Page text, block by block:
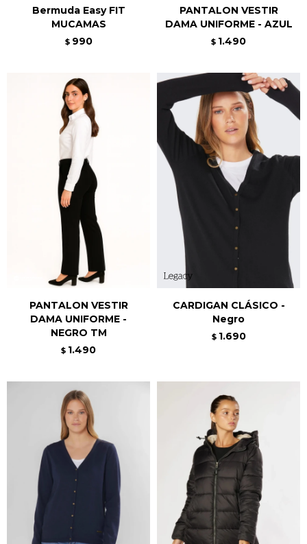
Bermuda Easy FIT
MUCAMAS
$ 990
PANTALON VESTIR
DAMA UNIFORME - AZUL
$ 1.490
PANTALON VESTIR
DAMA UNIFORME -
NEGRO TM
$ 1.490
CARDIGAN CLÁSICO -
Negro
$ 1.690